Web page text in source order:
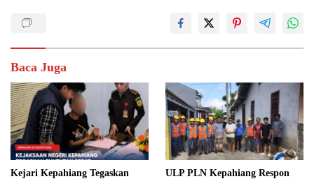
Baca Juga
Kejari Kepahiang Tegaskan ULP PLN Kepahiang Respon